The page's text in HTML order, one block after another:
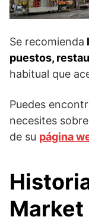
Se recomienda
puestos,
habitual que
Puedes
necesites
de su página
Market